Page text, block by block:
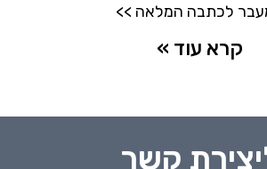
לכתבה המלאה >>
קרא עוד »
קשר